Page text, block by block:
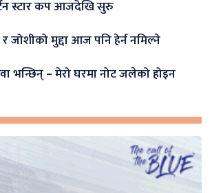
स्टार कप आजदेखि सुरु
जोशीको मुद्दा आज पनि हेर्न नमिल्ने
भन्छिन् – मेरो घरमा नोट जलेको होइन